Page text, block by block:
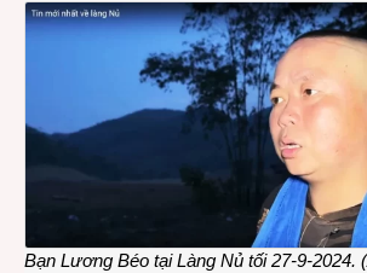
Bạn Lương Béo tại Làng Nủ tối 27-9-2024.